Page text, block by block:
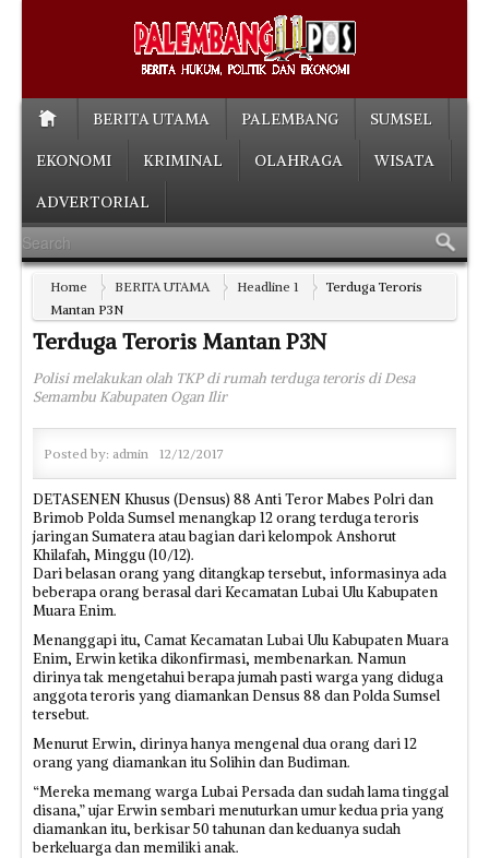
BERITA UTAMA PALEMBANG SUMSEL
EKONOMI KRIMINAL OLAHRAGA WISATA
ADVERTORIAL
Home BERITA UTAMA Headline 1
Terduga Teroris
Mantan P3N
Terduga Teroris Mantan P3N
Polisi melakukan olah TKP di rumah terduga teroris di Desa
Semambu Kabupaten Ogan Ilir
Posted by: admin 12/12/2017
DETASENEN Khusus (Densus) 88 Anti Teror Mabes Polri dan
Brimob Polda Sumsel menangkap 12 orang terduga teroris
jaringan Sumatera atau bagian dari kelompok Anshorut
Khilafah, Minggu (10/12).
Dari belasan orang yang ditangkap tersebut, informasinya ada
beberapa orang berasal dari Kecamatan Lubai Ulu Kabupaten
Muara Enim.
Menanggapi itu, Camat Kecamatan Lubai Ulu Kabupaten Muara
Enim, Erwin ketika dikonfirmasi, membenarkan. Namun
dirinya tak mengetahui berapa jumah pasti warga yang diduga
anggota teroris yang diamankan Densus 88 dan Polda Sumsel
tersebut.
Menurut Erwin, dirinya hanya mengenal dua orang dari 12
orang yang diamankan itu Solihin dan Budiman.
“Mereka memang warga Lubai Persada dan sudah lama tinggal
disana,” ujar Erwin sembari menuturkan umur kedua pria yang
diamankan itu, berkisar 50 tahunan dan keduanya sudah
berkeluarga dan memiliki anak.